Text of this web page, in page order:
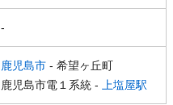
-
鹿児島市 - 希望ヶ丘町
鹿児島市電１系統 -
上塩屋駅